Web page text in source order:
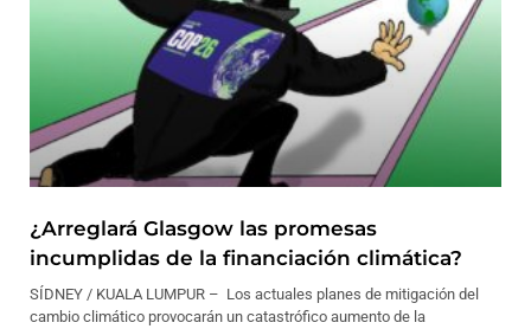
¿Arreglará Glasgow las promesas
incumplidas de la financiación climática?
SÍDNEY / KUALA LUMPUR – Los actuales planes de mitigación del
cambio climático provocarán un catastrófico aumento de la